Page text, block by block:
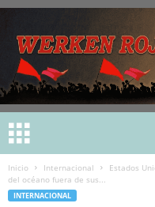
Inicio Internacional
Estados
del océano fuera de sus...
INTERNACIONAL